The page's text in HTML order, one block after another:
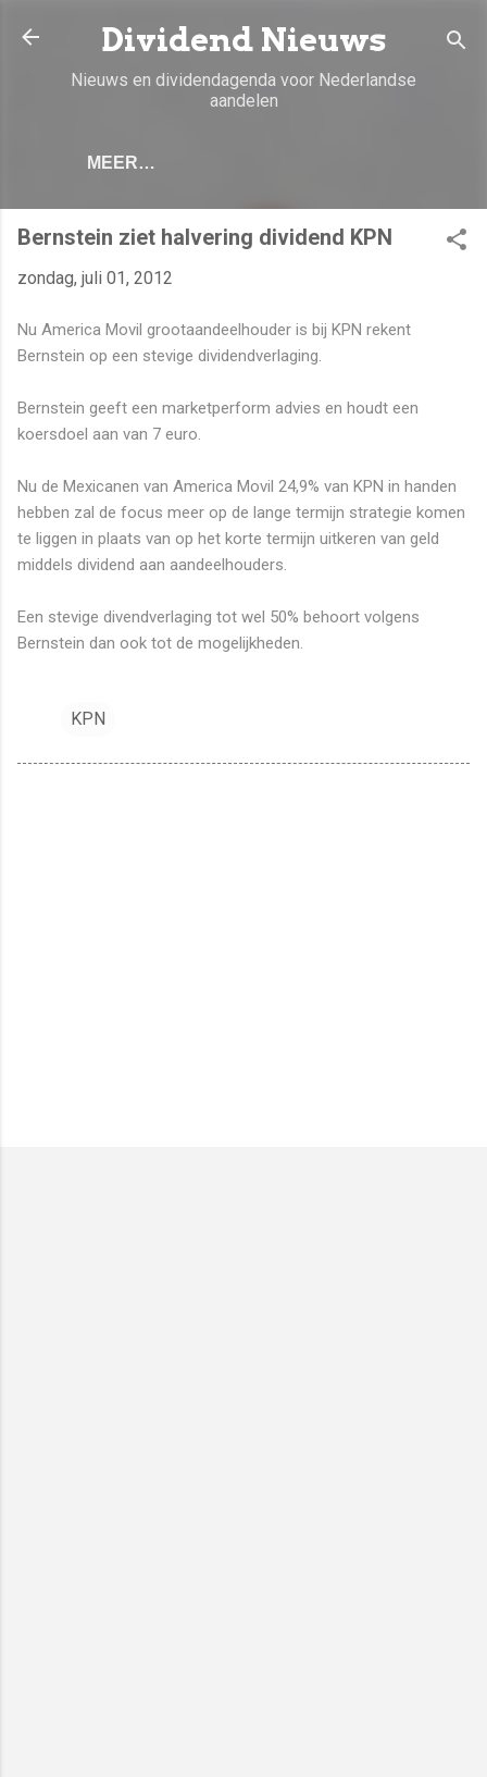
Doorgaan naar hoofdcontent
Dividend Nieuws
Nieuws en dividendagenda voor Nederlandse
aandelen
MEER…
Bernstein ziet halvering dividend KPN
zondag, juli 01, 2012
Nu America Movil grootaandeelhouder is bij KPN rekent
Bernstein op een stevige dividendverlaging.
Bernstein geeft een marketperform advies en houdt een
koersdoel aan van 7 euro.
Nu de Mexicanen van America Movil 24,9% van KPN in handen
hebben zal de focus meer op de lange termijn strategie komen
te liggen in plaats van op het korte termijn uitkeren van geld
middels dividend aan aandeelhouders.
Een stevige divendverlaging tot wel 50% behoort volgens
Bernstein dan ook tot de mogelijkheden.
KPN